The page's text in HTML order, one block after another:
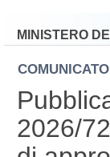
MINISTERO
COMUNICATO
2026/